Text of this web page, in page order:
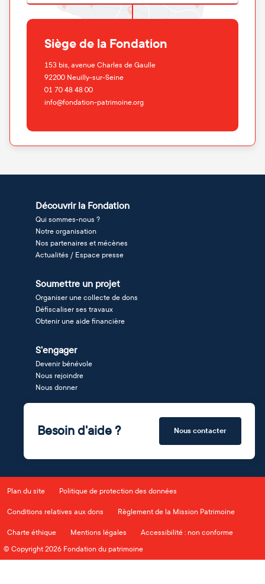
Siège de la Fondation
153 bis, avenue Charles de Gaulle
92200 Neuilly-sur-Seine
01 70 48 48 00
info@fondation-patrimoine.org
Découvrir la Fondation
Qui sommes-nous ?
Notre organisation
Nos partenaires et mécènes
Actualités / Espace presse
Soumettre un projet
Organiser une collecte de dons
Défiscaliser ses travaux
Obtenir une aide financière
S'engager
Devenir bénévole
Nous rejoindre
Nous donner
Besoin d'aide ? Nous contacter
Plan du site Politique de protection des données
Conditions relatives aux dons Règlement de la Mission Patrimoine
Charte éthique Mentions légales
Accessibilité : non conforme
© Copyright 2026 Fondation du patrimoine